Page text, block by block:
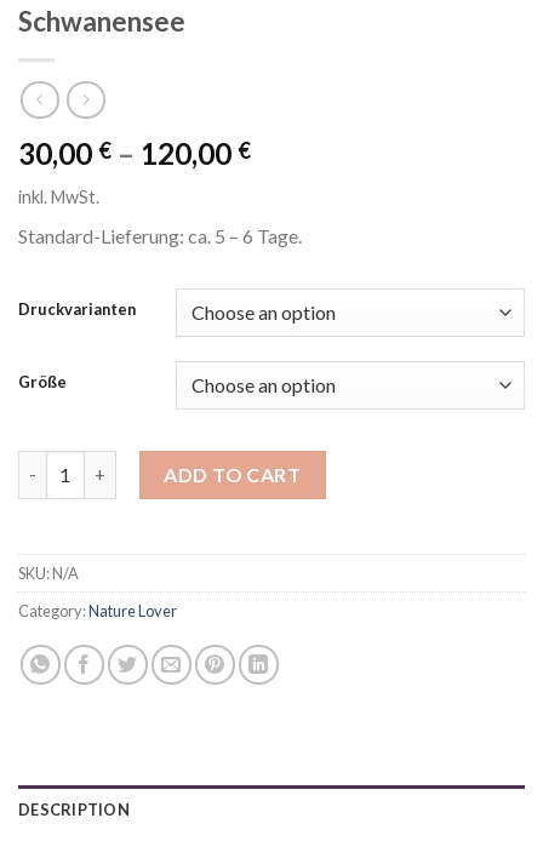
Schwanensee
30,00 € – 120,00 €
inkl. MwSt.
Standard-Lieferung: ca. 5 – 6 Tage.
Druckvarianten
Größe
ADD TO CART
SKU:N/A
Category:Nature Lover
DESCRIPTION